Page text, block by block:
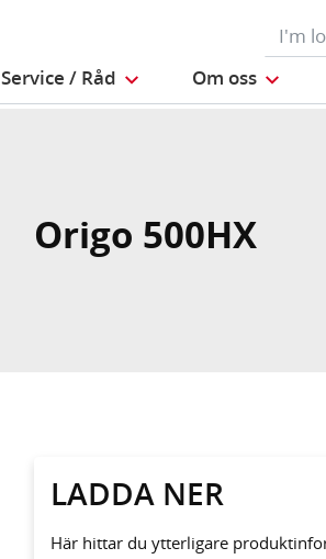
Service / Råd Om oss
Origo 500HX
LADDA NER
Här hittar du ytterligare